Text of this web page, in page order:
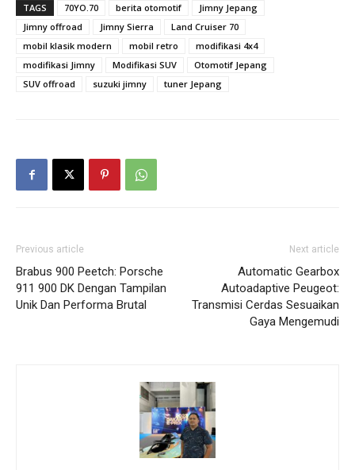
TAGS 70YO.70 berita otomotif
Jimny Jepang
Jimny offroad
Jimny Sierra
Land Cruiser 70
mobil klasik modern
mobil retro
modifikasi 4x4
modifikasi Jimny
Modifikasi SUV
Otomotif Jepang
SUV offroad
suzuki jimny tuner Jepang
Previous article
Brabus 900 Peetch: Porsche
911 900 DK Dengan Tampilan
Unik Dan Performa Brutal
Next article
Automatic Gearbox
Autoadaptive Peugeot:
Transmisi Cerdas Sesuaikan
Gaya Mengemudi